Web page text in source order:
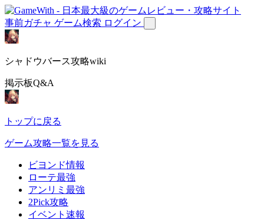
事前ガチャ ゲーム検索 ログイン
シャドウバース攻略wiki
掲示板Q&A
トップに戻る
ゲーム攻略一覧を見る
ビヨンド情報
ローテ最強
アンリミ最強
2Pick攻略
イベント速報